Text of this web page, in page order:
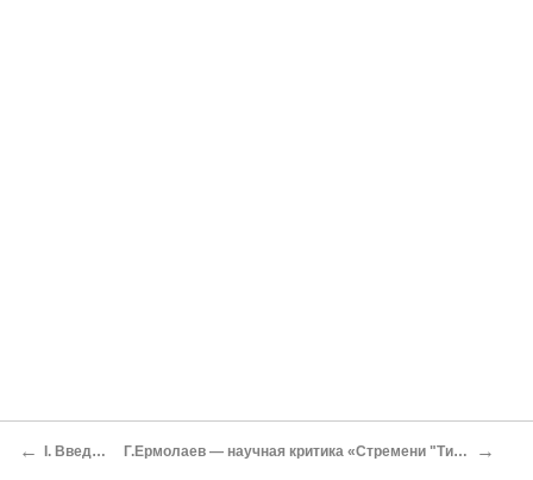
← I. Введение Г.Ермолаев — научная критика «Стремени "Тихого Дона"» →